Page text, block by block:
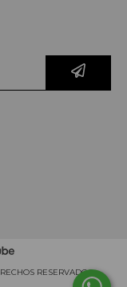
RESERVADOS.